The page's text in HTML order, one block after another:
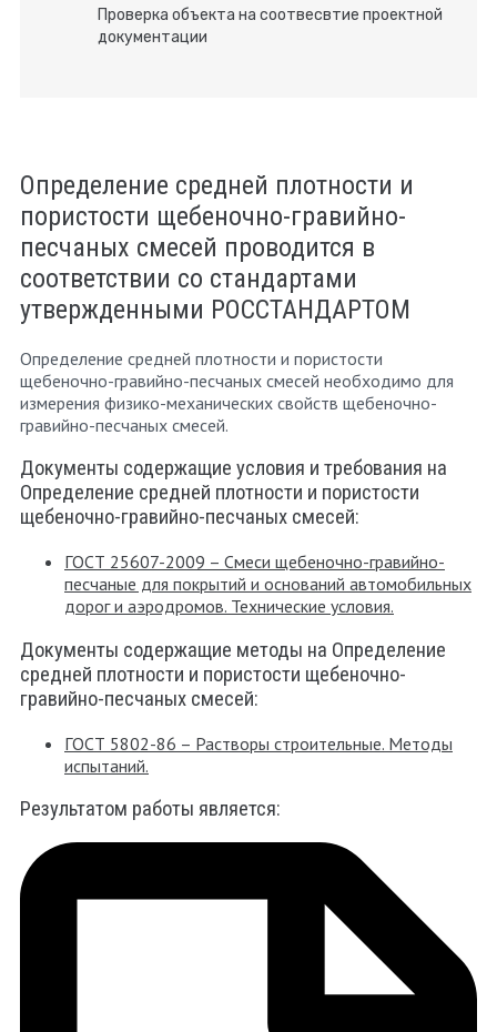
Проверка объекта на соотвесвтие проектной
документации
Определение средней плотности и
пористости щебеночно-гравийно-
песчаных смесей проводится в
соответствии со стандартами
утвержденными РОССТАНДАРТОМ
Определение средней плотности и пористости
щебеночно-гравийно-песчаных смесей необходимо для
измерения физико-механических свойств щебеночно-
гравийно-песчаных смесей.
Документы содержащие условия и требования на
Определение средней плотности и пористости
щебеночно-гравийно-песчаных смесей:
ГОСТ 25607-2009 – Смеси щебеночно-гравийно-
песчаные для покрытий и оснований автомобильных
дорог и аэродромов. Технические условия.
Документы содержащие методы на Определение
средней плотности и пористости щебеночно-
гравийно-песчаных смесей:
ГОСТ 5802-86 – Растворы строительные. Методы
испытаний.
Результатом работы является: